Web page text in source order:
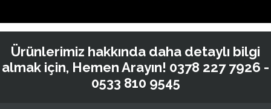
Ürünlerimiz hakkında daha detaylı bilgi
almak için, Hemen Arayın! 0378 227 7926 -
0533 810 9545